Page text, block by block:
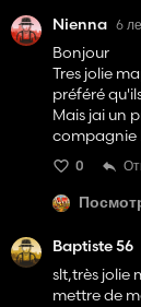
Nienna 6
Bonjour
Tres jolie
préféré
Mais jai un
compagnie
0
Baptiste 56
slt,très jolie
mettre de